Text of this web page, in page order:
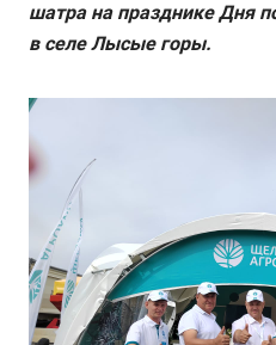
шатра на празднике Дня
в селе Лысые горы.